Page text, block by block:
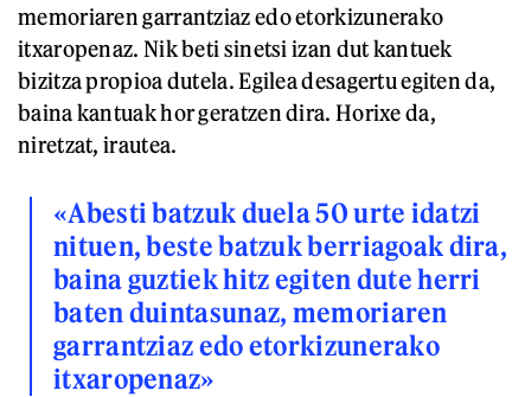
memoriaren garrantziaz edo etorkizunerako
itxaropenaz. Nik beti sinetsi izan dut kantuek
bizitza propioa dutela. Egilea desagertu egiten da,
baina kantuak hor geratzen dira. Horixe da,
niretzat, irautea.
«Abesti batzuk duela 50 urte idatzi
nituen, beste batzuk berriagoak dira,
baina guztiek hitz egiten dute herri
baten duintasunaz, memoriaren
garrantziaz edo etorkizunerako
itxaropenaz»